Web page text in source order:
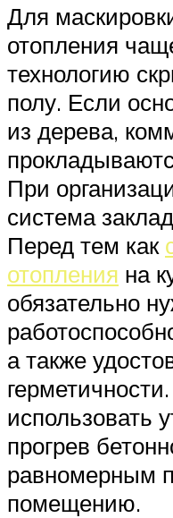
Для
отопления
технологию
полу. Если
из дерева,
При
система
Перед тем как
отопления на
обязательно
а также
использовать
прогрев
равномерным
помещению.